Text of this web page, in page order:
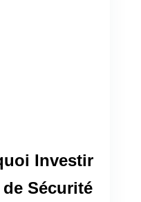
Investir
Sécurité